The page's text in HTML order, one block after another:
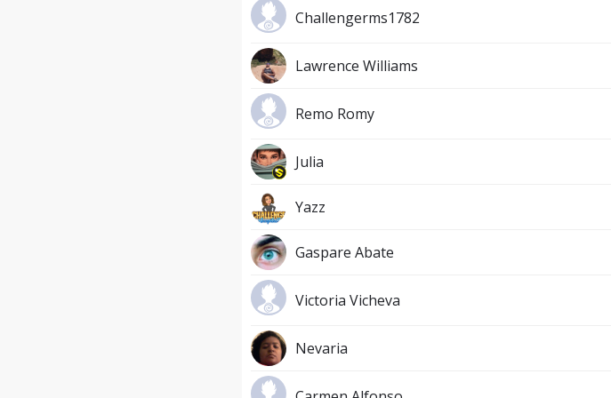
Challengerms1782
Lawrence Williams
Remo Romy
Julia
Yazz
Gaspare Abate
Victoria Vicheva
Nevaria